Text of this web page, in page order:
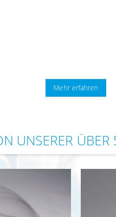
Mehr erfahren
UNSERER